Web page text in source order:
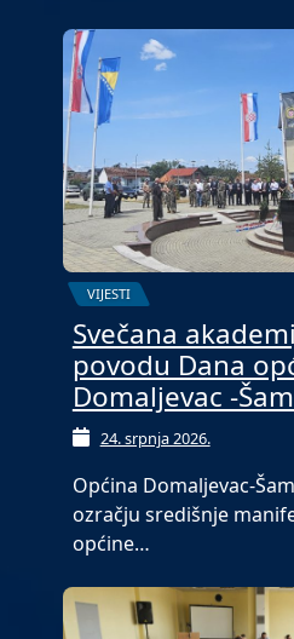
VIJESTI
Svečana
povodu Dana
Domaljevac -
24. srpnja 2026.
Općina Domaljevac-
ozračju središnje
općine…